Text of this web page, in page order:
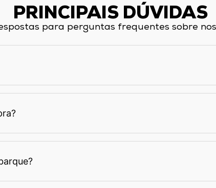
PRINCIPAIS DÚVIDAS
para perguntas frequentes sobre